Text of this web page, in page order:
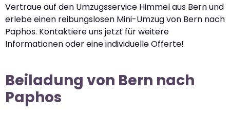
Vertraue auf den Umzugsservice Himmel aus Bern und
erlebe einen reibungslosen Mini-Umzug von Bern nach
Paphos. Kontaktiere uns jetzt für weitere
Informationen oder eine individuelle Offerte!
Beiladung von Bern nach
Paphos